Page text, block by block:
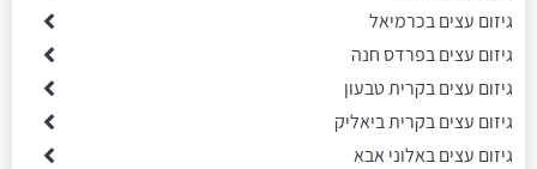
גיזום עצים בכרמיאל
גיזום עצים בפרדס חנה
גיזום עצים בקרית טבעון
גיזום עצים בקרית ביאליק
גיזום עצים באלוני אבא